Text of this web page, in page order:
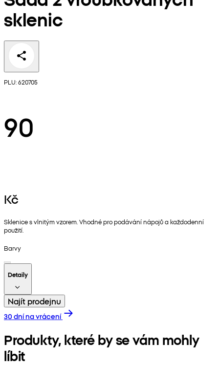
sklenic
PLU: 620705
90
Kč
Sklenice s vlnitým vzorem. Vhodné pro podávání nápojů a každodenní
použití.
Barvy
Detaily
Najít prodejnu
30 dní na vrácení
Produkty, které by se vám mohly
líbit